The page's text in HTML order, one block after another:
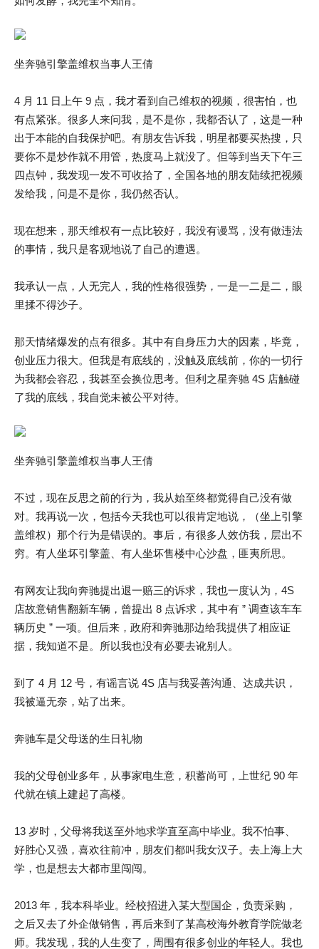
坐奔驰引擎盖维权当事人王倩
4 月 11 日上午 9 点，我才看到自己维权的视频，很害怕，也
有点紧张。很多人来问我，是不是你，我都否认了，这是一种
出于本能的自我保护吧。有朋友告诉我，明星都要买热搜，只
要你不是炒作就不用管，热度马上就没了。但等到当天下午三
四点钟，我发现一发不可收拾了，全国各地的朋友陆续把视频
发给我，问是不是你，我仍然否认。
现在想来，那天维权有一点比较好，我没有谩骂，没有做违法
的事情，我只是客观地说了自己的遭遇。
我承认一点，人无完人，我的性格很强势，一是一二是二，眼
里揉不得沙子。
那天情绪爆发的点有很多。其中有自身压力大的因素，毕竟，
创业压力很大。但我是有底线的，没触及底线前，你的一切行
为我都会容忍，我甚至会换位思考。但利之星奔驰 4S 店触碰
了我的底线，我自觉未被公平对待。
坐奔驰引擎盖维权当事人王倩
不过，现在反思之前的行为，我从始至终都觉得自己没有做
对。我再说一次，包括今天我也可以很肯定地说，（坐上引擎
盖维权）那个行为是错误的。事后，有很多人效仿我，层出不
穷。有人坐坏引擎盖、有人坐坏售楼中心沙盘，匪夷所思。
有网友让我向奔驰提出退一赔三的诉求，我也一度认为，4S
店故意销售翻新车辆，曾提出 8 点诉求，其中有 ” 调查该车车
辆历史 ” 一项。但后来，政府和奔驰那边给我提供了相应证
据，我知道不是。所以我也没有必要去讹别人。
到了 4 月 12 号，有谣言说 4S 店与我妥善沟通、达成共识，
我被逼无奈，站了出来。
奔驰车是父母送的生日礼物
我的父母创业多年，从事家电生意，积蓄尚可，上世纪 90 年
代就在镇上建起了高楼。
13 岁时，父母将我送至外地求学直至高中毕业。我不怕事、
好胜心又强，喜欢往前冲，朋友们都叫我女汉子。去上海上大
学，也是想去大都市里闯闯。
2013 年，我本科毕业。经校招进入某大型国企，负责采购，
之后又去了外企做销售，再后来到了某高校海外教育学院做老
师。我发现，我的人生变了，周围有很多创业的年轻人。我也